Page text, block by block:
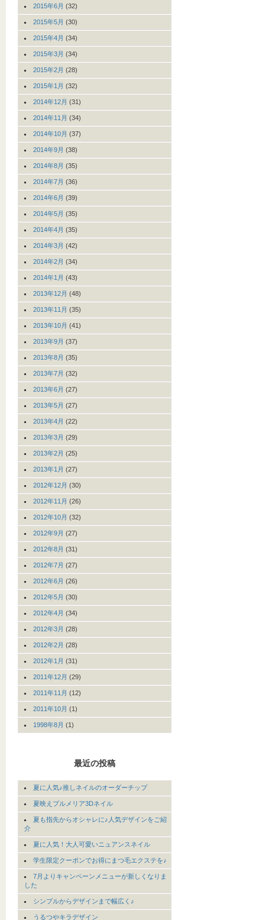
2015年6月 (32)
2015年5月 (30)
2015年4月 (34)
2015年3月 (34)
2015年2月 (28)
2015年1月 (32)
2014年12月 (31)
2014年11月 (34)
2014年10月 (37)
2014年9月 (38)
2014年8月 (35)
2014年7月 (36)
2014年6月 (39)
2014年5月 (35)
2014年4月 (35)
2014年3月 (42)
2014年2月 (34)
2014年1月 (43)
2013年12月 (48)
2013年11月 (35)
2013年10月 (41)
2013年9月 (37)
2013年8月 (35)
2013年7月 (32)
2013年6月 (27)
2013年5月 (27)
2013年4月 (22)
2013年3月 (29)
2013年2月 (25)
2013年1月 (27)
2012年12月 (30)
2012年11月 (26)
2012年10月 (32)
2012年9月 (27)
2012年8月 (31)
2012年7月 (27)
2012年6月 (26)
2012年5月 (30)
2012年4月 (34)
2012年3月 (28)
2012年2月 (28)
2012年1月 (31)
2011年12月 (29)
2011年11月 (12)
2011年10月 (1)
1998年8月 (1)
最近の投稿
夏に人気♪推しネイルのオーダーチップ
夏映えプルメリア3Dネイル
夏も指先からオシャレに♪人気デザインをご紹
介
夏に人気！大人可愛いニュアンスネイル
学生限定クーポンでお得にまつ毛エクステを♪
7月よりキャンペーンメニューが新しくなりま
した
シンプルからデザインまで幅広く♪
うるつやキラデザイン